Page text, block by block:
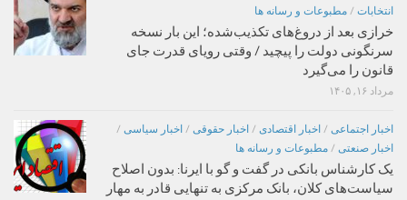
انتخابات / مطبوعات و رسانه ها
خرازی بعد از دروغ‌های تکذیب‌شده؛ این بار نسخه
سرنگونی دولت را پیچید / وقتی رویای قدرت جای
قانون را می‌گیرد
مرداد ۱۶, ۱۴۰۵
اخبار اجتماعی / اخبار اقتصادی / اخبار حقوقی / اخبار سیاسی /
اخبار صنعتی / مطبوعات و رسانه ها
یک کارشناس بانکی در گفت و گو با ایرنا: بدون اصلاح
سیاست‌های کلان، بانک مرکزی به تنهایی قادر به مهار